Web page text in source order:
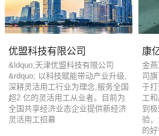
优盟科技有限公司
&ldquo;天津优盟科技有限公司
&rdquo; 以科技赋能带动产业升级,
深耕灵活用工行业为理念,服务全国
超2 亿的灵活用工从业者。目前为
全国共享经济业态企业提供新经济
灵活用工招募
康
金
司
于
工
到
验
的